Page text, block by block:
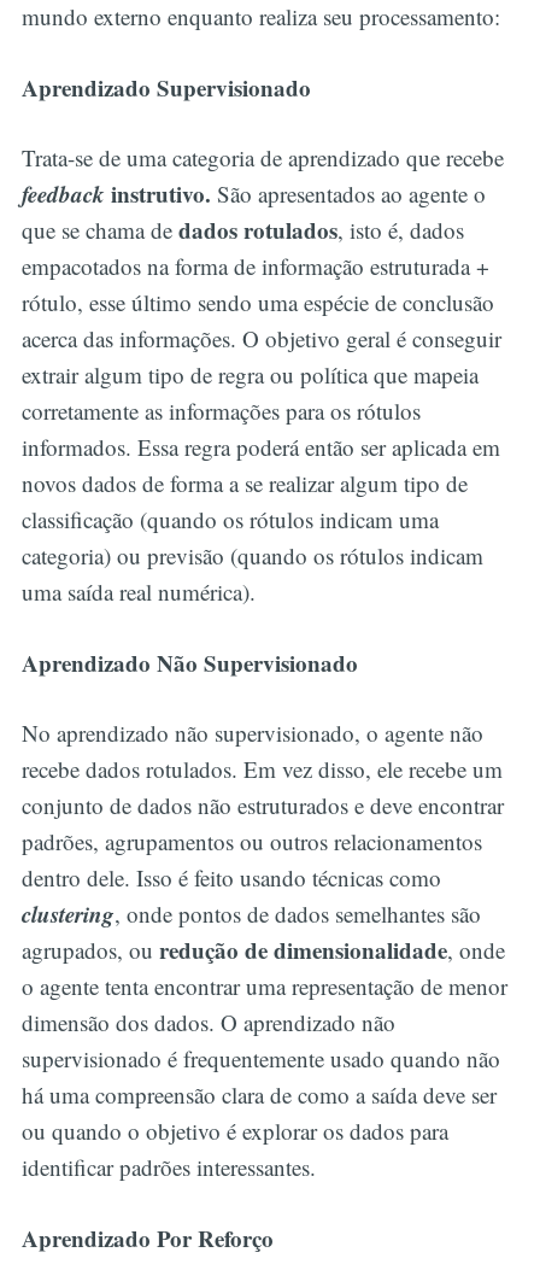
mundo externo enquanto realiza seu processamento:
Aprendizado Supervisionado
Trata-se de uma categoria de aprendizado que recebe
feedback instrutivo. São apresentados ao agente o
que se chama de dados rotulados, isto é, dados
empacotados na forma de informação estruturada +
rótulo, esse último sendo uma espécie de conclusão
acerca das informações. O objetivo geral é conseguir
extrair algum tipo de regra ou política que mapeia
corretamente as informações para os rótulos
informados. Essa regra poderá então ser aplicada em
novos dados de forma a se realizar algum tipo de
classificação (quando os rótulos indicam uma
categoria) ou previsão (quando os rótulos indicam
uma saída real numérica).
Aprendizado Não Supervisionado
No aprendizado não supervisionado, o agente não
recebe dados rotulados. Em vez disso, ele recebe um
conjunto de dados não estruturados e deve encontrar
padrões, agrupamentos ou outros relacionamentos
dentro dele. Isso é feito usando técnicas como
clustering, onde pontos de dados semelhantes são
agrupados, ou redução de dimensionalidade, onde
o agente tenta encontrar uma representação de menor
dimensão dos dados. O aprendizado não
supervisionado é frequentemente usado quando não
há uma compreensão clara de como a saída deve ser
ou quando o objetivo é explorar os dados para
identificar padrões interessantes.
Aprendizado Por Reforço